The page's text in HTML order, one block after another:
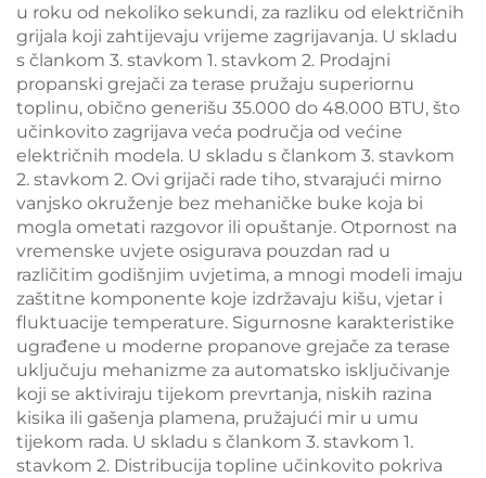
u roku od nekoliko sekundi, za razliku od električnih
grijala koji zahtijevaju vrijeme zagrijavanja. U skladu
s člankom 3. stavkom 1. stavkom 2. Prodajni
propanski grejači za terase pružaju superiornu
toplinu, obično generišu 35.000 do 48.000 BTU, što
učinkovito zagrijava veća područja od većine
električnih modela. U skladu s člankom 3. stavkom
2. stavkom 2. Ovi grijači rade tiho, stvarajući mirno
vanjsko okruženje bez mehaničke buke koja bi
mogla ometati razgovor ili opuštanje. Otpornost na
vremenske uvjete osigurava pouzdan rad u
različitim godišnjim uvjetima, a mnogi modeli imaju
zaštitne komponente koje izdržavaju kišu, vjetar i
fluktuacije temperature. Sigurnosne karakteristike
ugrađene u moderne propanove grejače za terase
uključuju mehanizme za automatsko isključivanje
koji se aktiviraju tijekom prevrtanja, niskih razina
kisika ili gašenja plamena, pružajući mir u umu
tijekom rada. U skladu s člankom 3. stavkom 1.
stavkom 2. Distribucija topline učinkovito pokriva